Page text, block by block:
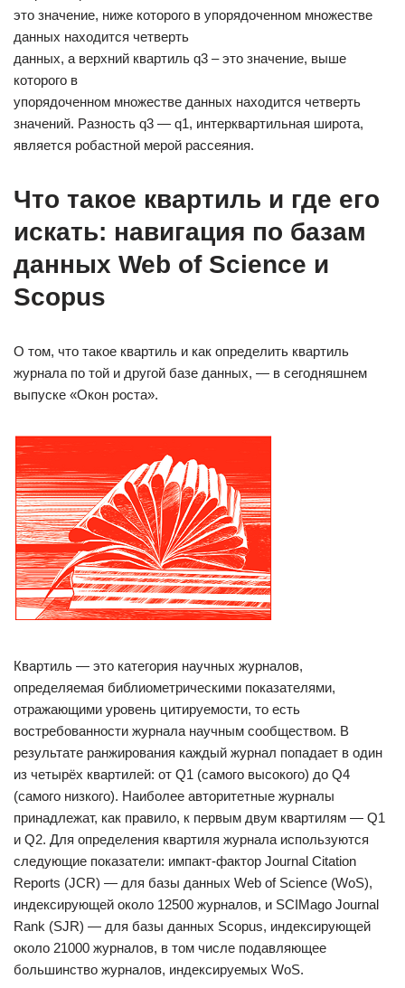
это значение, ниже которого в упорядоченном множестве
данных находится четверть
данных, а верхний квартиль q3 – это значение, выше
которого в
упорядоченном множестве данных находится четверть
значений. Разность q3 — q1, интерквартильная широта,
является робастной мерой рассеяния.
Что такое квартиль и где его
искать: навигация по базам
данных Web of Science и
Scopus
О том, что такое квартиль и как определить квартиль
журнала по той и другой базе данных, — в сегодняшнем
выпуске «Окон роста».
Квартиль — это категория научных журналов,
определяемая библиометрическими показателями,
отражающими уровень цитируемости, то есть
востребованности журнала научным сообществом. В
результате ранжирования каждый журнал попадает в один
из четырёх квартилей: от Q1 (самого высокого) до Q4
(самого низкого). Наиболее авторитетные журналы
принадлежат, как правило, к первым двум квартилям — Q1
и Q2. Для определения квартиля журнала используются
следующие показатели: импакт-фактор Journal Citation
Reports (JCR) — для базы данных Web of Science (WoS),
индексирующей около 12500 журналов, и SCIMago Journal
Rank (SJR) — для базы данных Scopus, индексирующей
около 21000 журналов, в том числе подавляющее
большинство журналов, индексируемых WoS.